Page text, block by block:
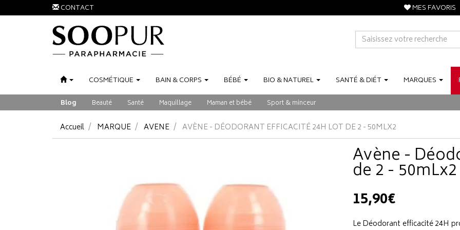
CONTACT MES FAVORIS
COSMÉTIQUE BAIN &CORPS BÉBÉ BIO &NATUREL SANTÉ &DIÉT MARQUES
Blog Beauté Santé Maquillage Maman et bébé Sport & minceur
Accueil MARQUE AVENE AVÈNE - DÉODORANT EFFICACITÉ 24H LOT DE 2 - 50MLX2
Avène -
de 2 - 50mLx2
15,90€
Le Déodorant efficacité 24H